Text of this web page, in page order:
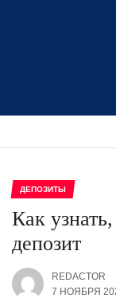
ДЕПОЗИТЫ
Как
депозит
REDACTOR
7 НОЯБРЯ